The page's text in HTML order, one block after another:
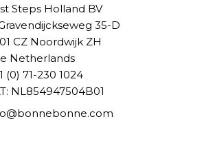
Steps Holland BV
35-D
CZ Noordwijk ZH
Netherlands
(0) 71-230 1024
NL854947504B01